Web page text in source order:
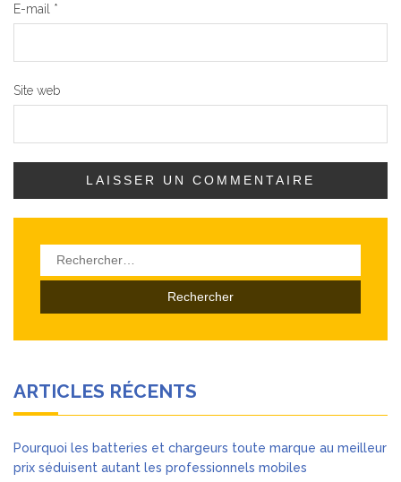
E-mail *
Site web
Rechercher :
ARTICLES RÉCENTS
Pourquoi les batteries et chargeurs toute marque au meilleur
prix séduisent autant les professionnels mobiles